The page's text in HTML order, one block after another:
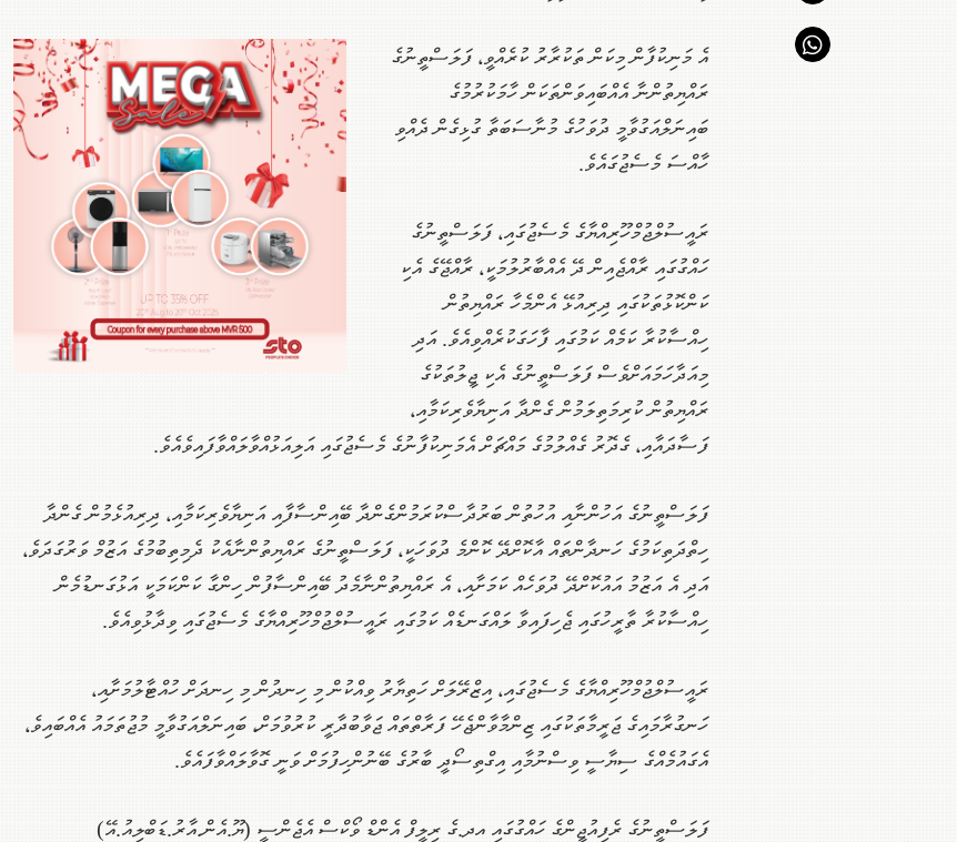
އެ މަނިކުފާން މިކަން ތަކުރާރު ކުރެއްވީ، ފަލަސްތީނުގެ
ރައްޔިތުންނާ އެއްބައިވަންތަކަން ހާމަކުރުމުގެ
ބައިނަލްއަގުވާމީ ދުވަހުގެ މުނާސަބަތާ ގުޅިގެން ދެއްވި
ހާއްސަ މެސެޖުގައެވެ.
ރައީސުލްޖުމްހޫރިއްޔާގެ މެސެޖުގައި، ފަލަސްތީނުގެ
ހައްގުގައި ރާއްޖެއިން ދޭ އެއްބާރުލުމަކީ، ރާއްޖޭގެ އެކި
ކަންކޮޅުތަކުގައި ދިރިއުޅޭ އެންމެހާ ރައްޔިތުން
ހިއްސާކުރާ ކަމެއް ކަމުގައި ފާހަގަކުރެއްވިއެވެ. އަދި
މިއަދާހަމައަށްވެސް ފަލަސްތީނުގެ އެކި ޖީލުތަކުގެ
ރައްޔިތުން ކުރިމަތިލަމުން ގެންދާ އަނިޔާވެރިކަމާއި،
ފަސާދައާއި، ގެދޮރު ގެއްލުމުގެ މައްޗަށް އެމަނިކުފާނުގެ މެސެޖުގައި އަލިއަޅުއްވާލައްވާފައިވެއެވެ.
ފަލަސްތީނުގެ އަހުންނާއި އުހުތުން ބަރުދާސްކުރަމުންގެންދާ ބޭއިންސާފާއި އަނިޔާވެރިކަމާއި، ދިރިއުޅެމުން ގެންދާ
ހިތްދަތިކަމުގެ ހަނދާންތައް އާކޮށްދޭ ކޮންމެ ދުވަހަކީ، ފަލަސްތީނުގެ ރައްޔިތުންނާއެކު ދެމިތިބުމުގެ އަޒުމް ވަރުގަދަވެ،
އަދި އެ އަޒުމު އައުކޮށްދޭ ދުވަހެއް ކަމަށާއި، އެ ރައްޔިތުންނާމެދު ބޭއިންސާފުން ހިންގާ ކަންކަމަކީ އަޅުގަނޑުމެން
ހިއްސާކުރާ ތާރީހުގައި ޖެހިފައިވާ ލައްގަނޑެއް ކަމުގައި ރައީސުލްޖުމްހޫރިއްޔާގެ މެސެޖުގައި ވިދާޅުވިއެވެ.
ރައީސުލްޖުމްހޫރިއްޔާގެ މެސެޖުގައި، އިޒްރޭލަށް ހަތިޔާރު ވިއްކުން މި ހިނދުން މި ހިނދަށް ހުއްޓާލުމަށާއި،
ހަނގުރާމައިގެ ޖަރީމާތަކުގައި ޒިންމާވާންޖެހޭ ފަރާތްތައް ޖަވާބުދާރީ ކުރުވުމަށް، ބައިނަލްއަގުވާމީ މުޖުތަމައު އެއްބައިވެ،
އެގައުމެއްގެ ސިޔާސީ ވިސްނުމާއި އިގްތިސޯދީ ބާރުގެ ބޭނުންހިފުމަށް ވަނީ ގޮވާލައްވާފައެވެ.
ފަލަސްތީނުގެ ރެފިއުޖީންގެ ހައްގުގައި އދ.ގެ ރިލީފް އެންޑް ވޯކްސް އެޖެންސީ (ޔޫ.އެން.އާރު.ޑަބްލިއު.އޭ)